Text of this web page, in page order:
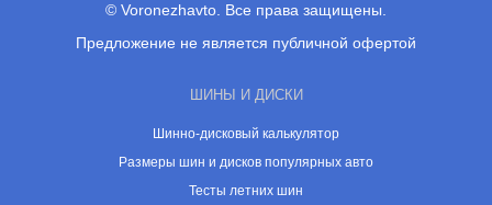
© Voronezhavto. Все права защищены.
Предложение не является публичной офертой
ШИНЫ И ДИСКИ
Шинно-дисковый калькулятор
Размеры шин и дисков популярных авто
Тесты летних шин